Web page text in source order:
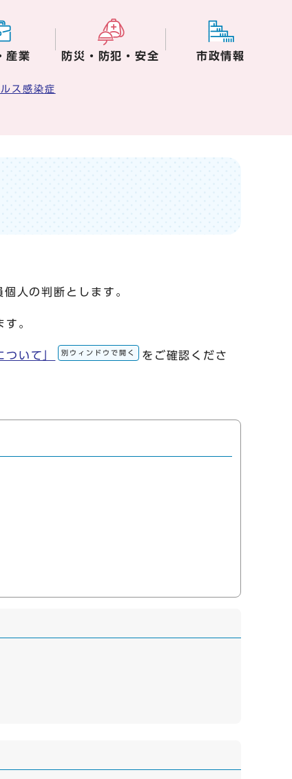
産業 防災・防犯・安全 市政情報
ス感染症
人の判断とします。
。
ついて」 別ウィンドウで開く
をご確認くださ